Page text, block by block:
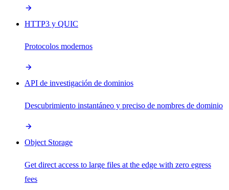
HTTP3 y QUIC
Protocolos modernos
API de investigación de dominios
Descubrimiento instantáneo y preciso de nombres de dominio
Object Storage
Get direct access to large files at the edge with zero egress
fees